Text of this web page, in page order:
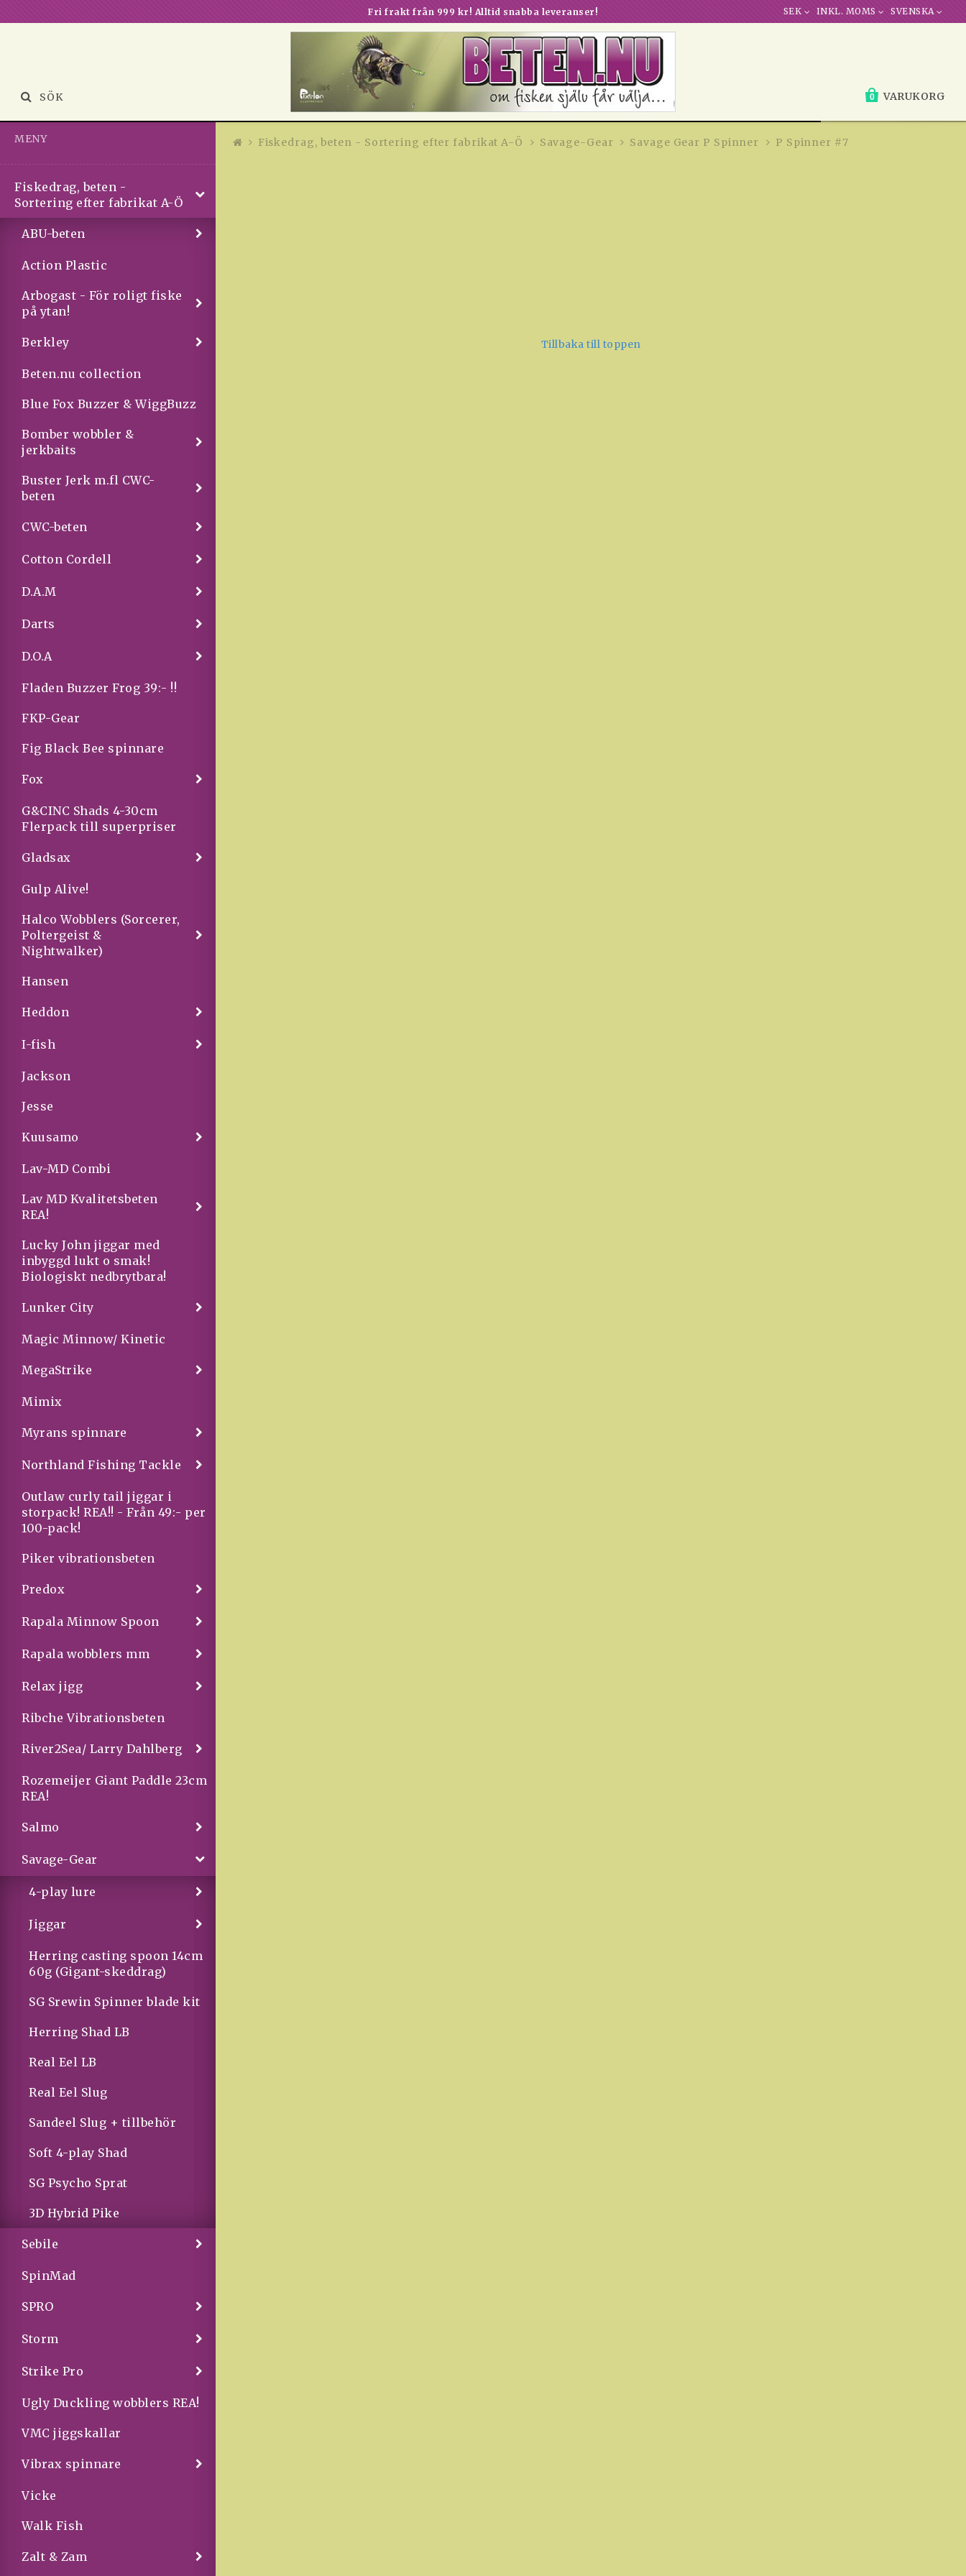
Fri frakt från 999 kr! Alltid snabba leveranser! SEK INKL. MOMS SVENSKA
VARUKORG
0
SÖK
MENY
Fiskedrag, beten -
Sortering efter fabrikat A-Ö
ABU-beten
Action Plastic
Arbogast - För roligt fiske
på ytan!
Berkley
Beten.nu collection
Blue Fox Buzzer & WiggBuzz
Bomber wobbler &
jerkbaits
Buster Jerk m.fl CWC-
beten
CWC-beten
Cotton Cordell
D.A.M
Darts
D.O.A
Fladen Buzzer Frog 39:- !!
FKP-Gear
Fig Black Bee spinnare
Fox
G&CINC Shads 4-30cm
Flerpack till superpriser
Gladsax
Gulp Alive!
Halco Wobblers (Sorcerer,
Poltergeist &
Nightwalker)
Hansen
Heddon
I-fish
Jackson
Jesse
Kuusamo
Lav-MD Combi
Lav MD Kvalitetsbeten
REA!
Lucky John jiggar med
inbyggd lukt o smak!
Biologiskt nedbrytbara!
Lunker City
Magic Minnow/ Kinetic
MegaStrike
Mimix
Myrans spinnare
Northland Fishing Tackle
Outlaw curly tail jiggar i
storpack! REA!! - Från 49:- per
100-pack!
Piker vibrationsbeten
Predox
Rapala Minnow Spoon
Rapala wobblers mm
Relax jigg
Ribche Vibrationsbeten
River2Sea/ Larry Dahlberg
Rozemeijer Giant Paddle 23cm
REA!
Salmo
Savage-Gear
4-play lure
Jiggar
Herring casting spoon 14cm
60g (Gigant-skeddrag)
SG Srewin Spinner blade kit
Herring Shad LB
Real Eel LB
Real Eel Slug
Sandeel Slug + tillbehör
Soft 4-play Shad
SG Psycho Sprat
3D Hybrid Pike
Sebile
SpinMad
SPRO
Storm
Strike Pro
Ugly Duckling wobblers REA!
VMC jiggskallar
Vibrax spinnare
Vicke
Walk Fish
Zalt & Zam
Fiskedrag, beten - Sortering efter fabrikat A-Ö Savage-Gear Savage Gear P Spinner P Spinner #7
P Spinner #7
Tillbaka till toppen